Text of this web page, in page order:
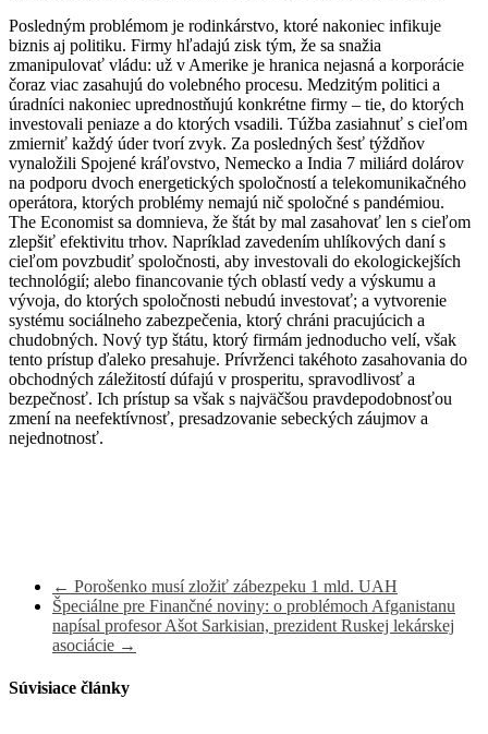
Posledným problémom je rodinkárstvo, ktoré nakoniec infikuje
biznis aj politiku. Firmy hľadajú zisk tým, že sa snažia
zmanipulovať vládu: už v Amerike je hranica nejasná a korporácie
čoraz viac zasahujú do volebného procesu. Medzitým politici a
úradníci nakoniec uprednostňujú konkrétne firmy – tie, do ktorých
investovali peniaze a do ktorých vsadili. Túžba zasiahnuť s cieľom
zmierniť každý úder tvorí zvyk. Za posledných šesť týždňov
vynaložili Spojené kráľovstvo, Nemecko a India 7 miliárd dolárov
na podporu dvoch energetických spoločností a telekomunikačného
operátora, ktorých problémy nemajú nič spoločné s pandémiou.
The Economist sa domnieva, že štát by mal zasahovať len s cieľom
zlepšiť efektivitu trhov. Napríklad zavedením uhlíkových daní s
cieľom povzbudiť spoločnosti, aby investovali do ekologickejších
technológií; alebo financovanie tých oblastí vedy a výskumu a
vývoja, do ktorých spoločnosti nebudú investovať; a vytvorenie
systému sociálneho zabezpečenia, ktorý chráni pracujúcich a
chudobných. Nový typ štátu, ktorý firmám jednoducho velí, však
tento prístup ďaleko presahuje. Prívrženci takéhoto zasahovania do
obchodných záležitostí dúfajú v prosperitu, spravodlivosť a
bezpečnosť. Ich prístup sa však s najväčšou pravdepodobnosťou
zmení na neefektívnosť, presadzovanie sebeckých záujmov a
nejednotnosť.
← Porošenko musí zložiť zábezpeku 1 mld. UAH
Špeciálne pre Finančné noviny: o problémoch Afganistanu
napísal profesor Ašot Sarkisian, prezident Ruskej lekárskej
asociácie →
Súvisiace články